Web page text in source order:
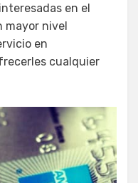
en el
mayor nivel
en
cualquier